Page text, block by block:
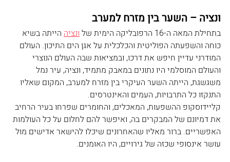
ונציה – השער בין מזרח למערב
בתחילת המאה ה-16 הרפובליקה הימית של ונציה הייתה בשיא
כוחה והשפעתה הפוליטית והכלכלית על אגן הים התיכון. העולם
המודרני עדיין חיפש את דרכו, ובמציאות שבה העולם הנוצרי
והעולם המוסלמי היו נתונים במאבק מתמיד, ונציה, עיר נמל
משגשגת, הייתה השער העיקרי בין מזרח למערב, המקום שאליו
התנקזו כל התרבויות, העמים והאינטרסים.
קליידוסקופ ההשפעות, המאכלים, והחומרים שפרחו בעיר הרחיב
את דמיונם של המבקרים בה, ואיפשר להם לחלום על כל העולמות
האפשריים. ברור מאליו שהאחרונים שיכלו להישאר אדישים מול
עושר אינסופי שכזה של גירויים, היו האומנים.